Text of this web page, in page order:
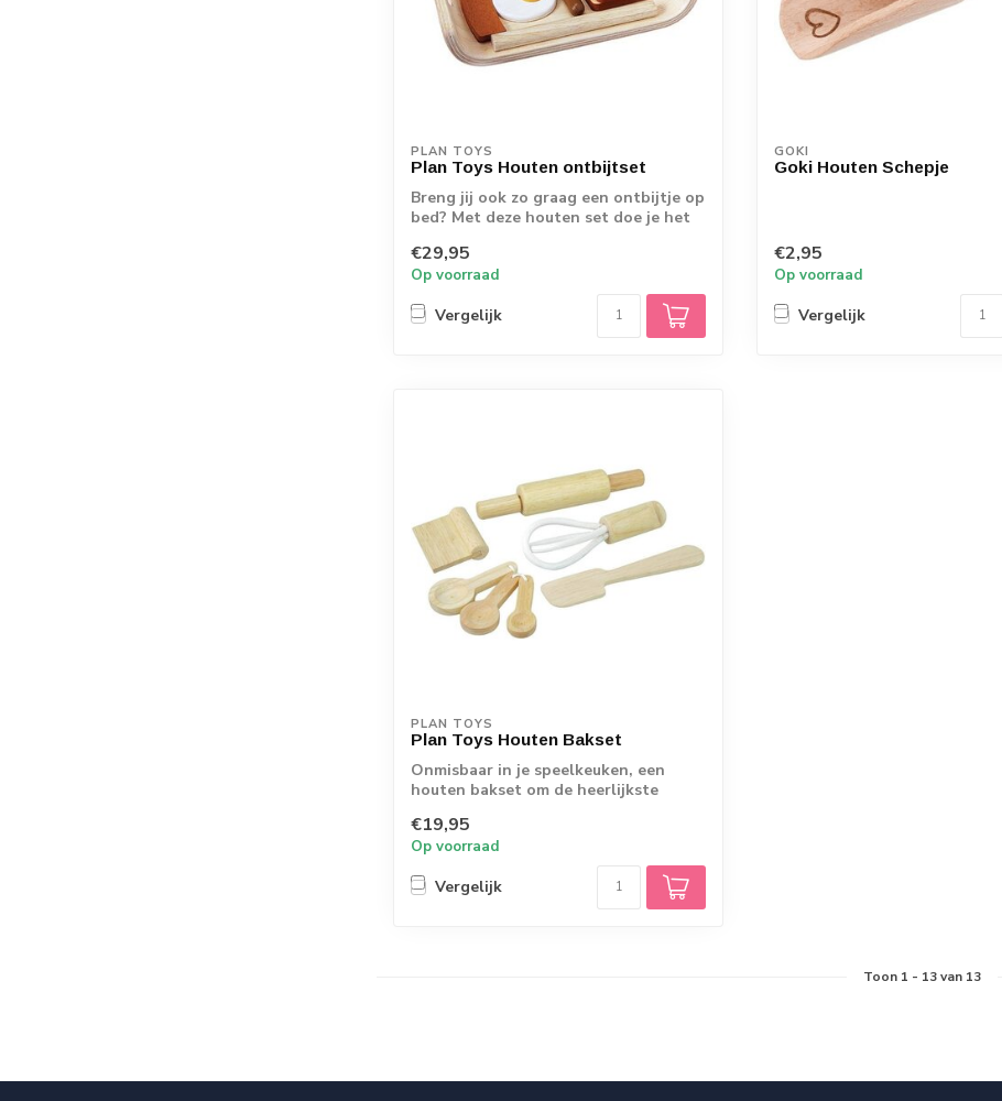
PLAN TOYS
Plan Toys Houten ontbijtset
Breng jij ook zo graag een ontbijtje op
bed? Met deze houten set doe je het
€29,95
Op voorraad
Vergelijk
GOKI
Goki Houten Schepje
€2,95
Op voorraad
Vergelijk
PLAN TOYS
Plan Toys Houten Bakset
Onmisbaar in je speelkeuken, een
houten bakset om de heerlijkste
€19,95
Op voorraad
Vergelijk
Toon 1 - 13van 13